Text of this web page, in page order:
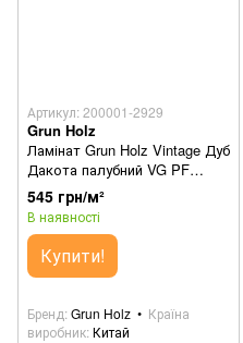
Артикул: 200001-2929
Grun Holz
Ламінат Grun Holz Vintage Дуб
Дакота палубний VG PF
94007
545 грн/м²
В наявності
Купити!
Бренд Grun Holz
Країна
виробник Китай